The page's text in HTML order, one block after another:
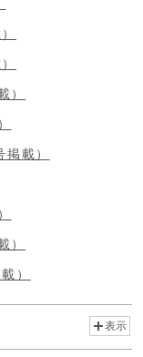
）
載）
）
）
表示